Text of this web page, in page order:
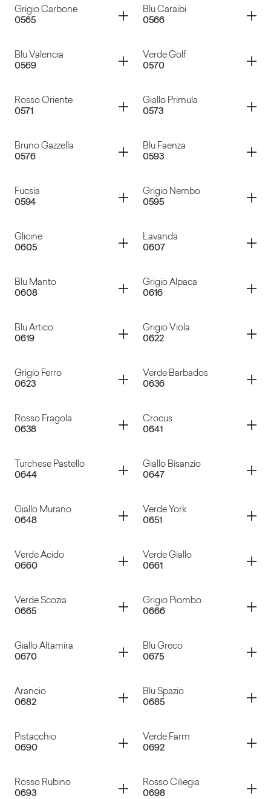
Grigio Carbone
0565
Container
Blu Caraibi
0566
Container
Blu Valencia
0569
Container
Verde Golf
0570
Container
Rosso Oriente
0571
Container
Giallo Primula
0573
Container
Bruno Gazzella
0576
Container
Blu Faenza
0593
Container
Fucsia
0594
Container
Grigio Nembo
0595
Container
Glicine
0605
Container
Lavanda
0607
Container
Blu Manto
0608
Container
Grigio Alpaca
0616
Container
Blu Artico
0619
Container
Grigio Viola
0622
Container
Grigio Ferro
0623
Container
Verde Barbados
0636
Container
Rosso Fragola
0638
Container
Crocus
0641
Container
Turchese Pastello
0644
Container
Giallo Bisanzio
0647
Container
Giallo Murano
0648
Container
Verde York
0651
Container
Verde Acido
0660
Container
Verde Giallo
0661
Container
Verde Scozia
0665
Container
Grigio Piombo
0666
Container
Giallo Altamira
0670
Container
Blu Greco
0675
Container
Arancio
0682
Container
Blu Spazio
0685
Container
Pistacchio
0690
Container
Verde Farm
0692
Container
Rosso Rubino
0693
Container
Rosso Ciliegia
0698
Container